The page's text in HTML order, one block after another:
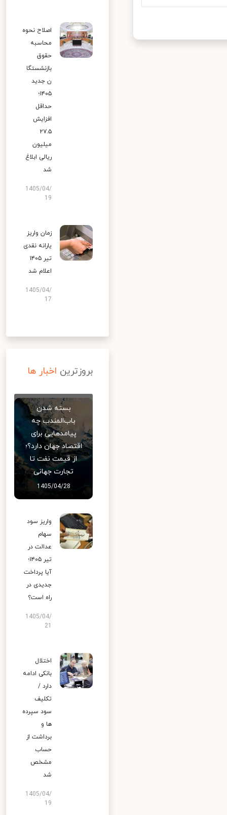
اصلاح نحوه
محاسبه
حقوق
بازنشستگا
ن جدید
۱۴۰۵؛
حداقل
افزایش
۲۷.۵
میلیون
ریالی ابلاغ
شد
1405/04/
19
زمان واریز
یارانه نقدی
تیر ۱۴۰۵
اعلام شد
1405/04/
17
بروزترین اخبار ها
بسته شدن
باب‌المندب چه
پیامدهایی برای
اقتصاد جهان دارد؟؛
از قیمت نفت تا
تجارت جهانی
1405/04/28
واریز سود
سهام
عدالت در
تیر ۱۴۰۵؛
آیا پرداخت
جدیدی در
راه است؟
1405/04/
اختلال
بانکی ادامه
دارد /
تکلیف
سود سپرده
ها و
برداشت از
حساب
مشخص
شد
1405/04/
19